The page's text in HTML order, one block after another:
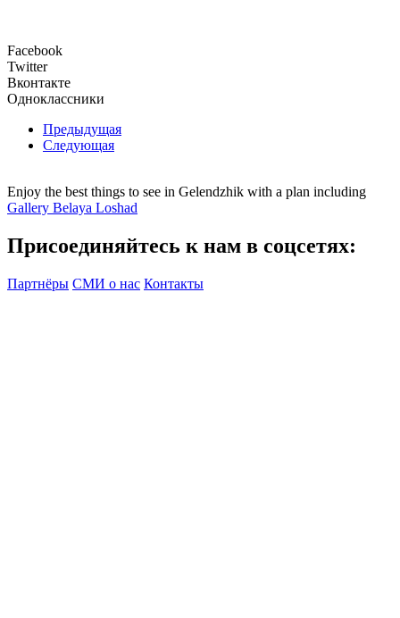
Facebook
Twitter
Вконтакте
Одноклассники
Предыдущая
Следующая
Enjoy the best things to see in Gelendzhik with a plan including
Gallery Belaya Loshad
Присоединяйтесь к нам в соцсетях:
Партнёры СМИ о нас Контакты